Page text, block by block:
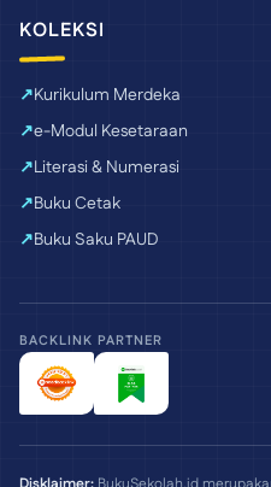
KOLEKSI
Kurikulum Merdeka
e-Modul Kesetaraan
Literasi & Numerasi
Buku Cetak
Buku Saku PAUD
BACKLINK PARTNER